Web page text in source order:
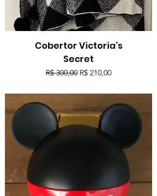
Cobertor Victoria’s
Secret
Preço normal
R$ 300,00 Preço promocional
R$ 210,00